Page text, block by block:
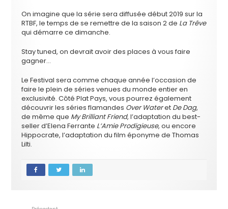
On imagine que la série sera diffusée début 2019 sur la
RTBF, le temps de se remettre de la saison 2 de La Trêve
qui démarre ce dimanche.
Stay tuned, on devrait avoir des places à vous faire
gagner…
Le Festival sera comme chaque année l’occasion de
faire le plein de séries venues du monde entier en
exclusivité. Côté Plat Pays, vous pourrez également
découvrir les séries flamandes Over Wateret De Dag,
de même que My Brilliant Friend, l’adaptation du best-
seller d’Elena Ferrante L’Amie Prodigieuse, ou encore
Hippocrate, l’adaptation du film éponyme de Thomas
Lilti.